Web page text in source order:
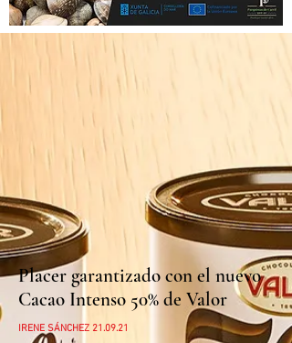
Placer garantizado con el nuevo
Cacao Intenso 50% de Valor
IRENE SÁNCHEZ 21.09.21